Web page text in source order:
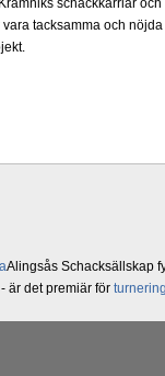
schackkarriär
vara tacksamma och
Alingsås Schacksällskap
är det premiär för